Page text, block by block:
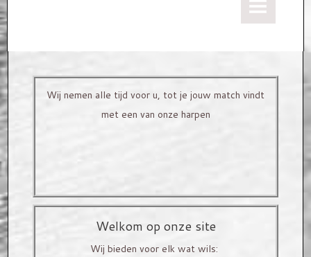
Keltische "Kerscher" Harpen
Versieringen
Wij nemen alle tijd voor u, tot je jouw match vindt
met een van onze harpen
Om u beter van dienst te zijn, werken we enkel op
gerust om uw bezoek vast te leggen!
Welkom op onze site
Wij bieden voor elk wat wils: